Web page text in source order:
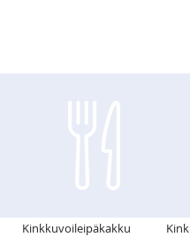
Kinkkuvoileipäkakku